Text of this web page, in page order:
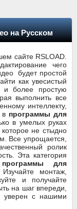
на Русском
сайте RSLOAD.
чего
будет простой
как увесистый
и более простую
выполнить все
интеллекту,
в программы для
в умелых руках
не стыдно
Все упрощается,
ролик
Эта категория
программы для
. Изучайте монтаж,
и получайте
на шаг впереди,
уверен с нашими